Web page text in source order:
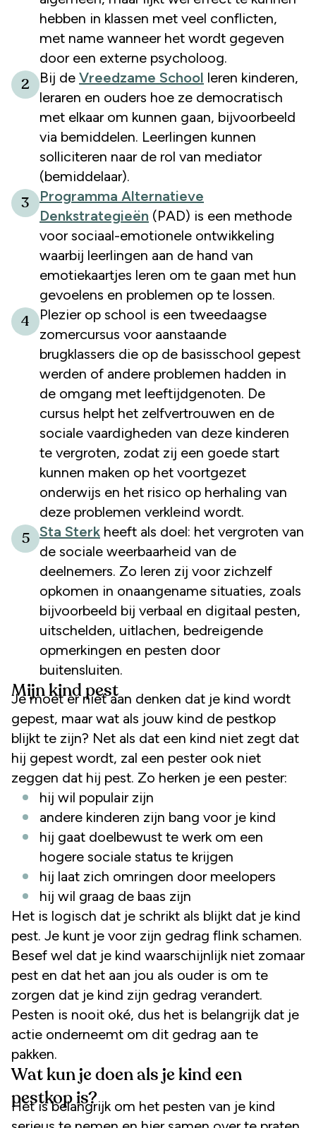
hebben in klassen met veel conflicten,
met name wanneer het wordt gegeven
door een externe psycholoog.
2 Bij de Vreedzame School leren kinderen,
leraren en ouders hoe ze democratisch
met elkaar om kunnen gaan, bijvoorbeeld
via bemiddelen. Leerlingen kunnen
solliciteren naar de rol van mediator
(bemiddelaar).
3
Programma Alternatieve
Denkstrategieën (PAD) is een methode
voor sociaal-emotionele ontwikkeling
waarbij leerlingen aan de hand van
emotiekaartjes leren om te gaan met hun
gevoelens en problemen op te lossen.
4
Plezier op school is een tweedaagse
zomercursus voor aanstaande
brugklassers die op de basisschool gepest
werden of andere problemen hadden in
de omgang met leeftijdgenoten. De
cursus helpt het zelfvertrouwen en de
sociale vaardigheden van deze kinderen
te vergroten, zodat zij een goede start
kunnen maken op het voortgezet
onderwijs en het risico op herhaling van
deze problemen verkleind wordt.
5 Sta Sterk heeft als doel: het vergroten van
de sociale weerbaarheid van de
deelnemers. Zo leren zij voor zichzelf
opkomen in onaangename situaties, zoals
bijvoorbeeld bij verbaal en digitaal pesten,
uitschelden, uitlachen, bedreigende
opmerkingen en pesten door
buitensluiten.
Mijn kind pest
Je moet er niet aan denken dat je kind wordt
gepest, maar wat als jouw kind de pestkop
blijkt te zijn? Net als dat een kind niet zegt dat
hij gepest wordt, zal een pester ook niet
zeggen dat hij pest. Zo herken je een pester:
hij wil populair zijn
andere kinderen zijn bang voor je kind
hij gaat doelbewust te werk om een
hogere sociale status te krijgen
hij laat zich omringen door meelopers
hij wil graag de baas zijn
Het is logisch dat je schrikt als blijkt dat je kind
pest. Je kunt je voor zijn gedrag flink schamen.
Besef wel dat je kind waarschijnlijk niet zomaar
pest en dat het aan jou als ouder is om te
zorgen dat je kind zijn gedrag verandert.
Pesten is nooit oké, dus het is belangrijk dat je
actie onderneemt om dit gedrag aan te
pakken.
Wat kun je doen als je kind een
pestkop is?
Het is belangrijk om het pesten van je kind